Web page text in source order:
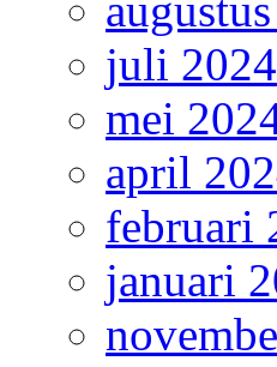
juli 2024
mei
april
februari
januari